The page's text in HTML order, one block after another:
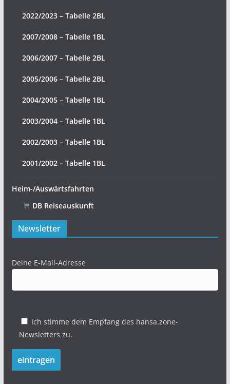
2022/2023 – Tabelle 2BL
2007/2008 – Tabelle 1BL
2006/2007 – Tabelle 2BL
2005/2006 – Tabelle 2BL
2004/2005 – Tabelle 1BL
2003/2004 – Tabelle 1BL
2002/2003 – Tabelle 1BL
2001/2002 – Tabelle 1BL
Heim-/Auswärtsfahrten
DB Reiseauskunft
Newsletter
Deine E-Mail-Adresse
Ich stimme dem Empfang des hansa.zone-
Newsletters zu.